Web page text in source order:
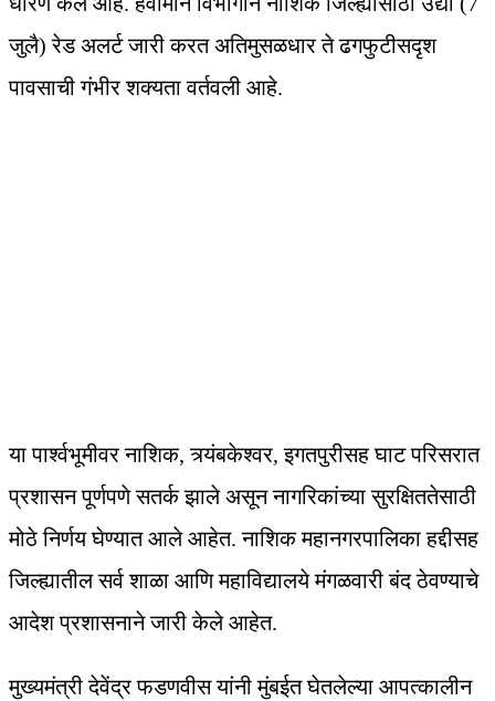
जुलै) रेड अलर्ट जारी करत अतिमुसळधार ते ढगफुटीसदृश
पावसाची गंभीर शक्यता वर्तवली आहे.
या पार्श्वभूमीवर नाशिक, त्र्यंबकेश्वर, इगतपुरीसह घाट परिसरात
प्रशासन पूर्णपणे सतर्क झाले असून नागरिकांच्या सुरक्षिततेसाठी
मोठे निर्णय घेण्यात आले आहेत. नाशिक महानगरपालिका हद्दीसह
जिल्ह्यातील सर्व शाळा आणि महाविद्यालये मंगळवारी बंद ठेवण्याचे
आदेश प्रशासनाने जारी केले आहेत.
मुख्यमंत्री देवेंद्र फडणवीस यांनी मुंबईत घेतलेल्या आपत्कालीन